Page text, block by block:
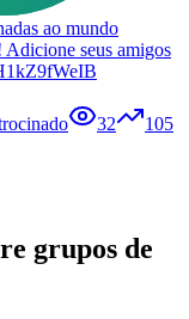
ao mundo
seus amigos
32 105
grupos de